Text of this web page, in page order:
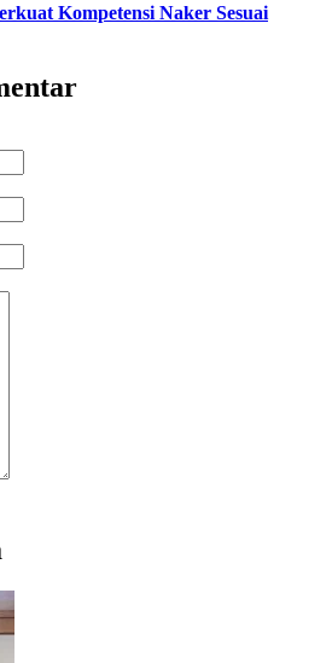
Kompetensi Naker Sesuai